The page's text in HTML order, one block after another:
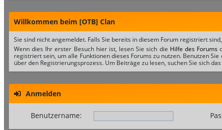
Willkommen beim [OTB] Clan
Sie sind nicht angemeldet. Falls Sie bereits in diesem Forum registriert
Wenn dies Ihr erster Besuch hier ist, lesen Sie sich die Hilfe des Forums
registriert sein, um alle Funktionen dieses Forums zu nutzen. Benutzen
über den Registrierungsprozess. Um Beiträge zu lesen, suchen Sie sich
Anmelden
Benutzername: